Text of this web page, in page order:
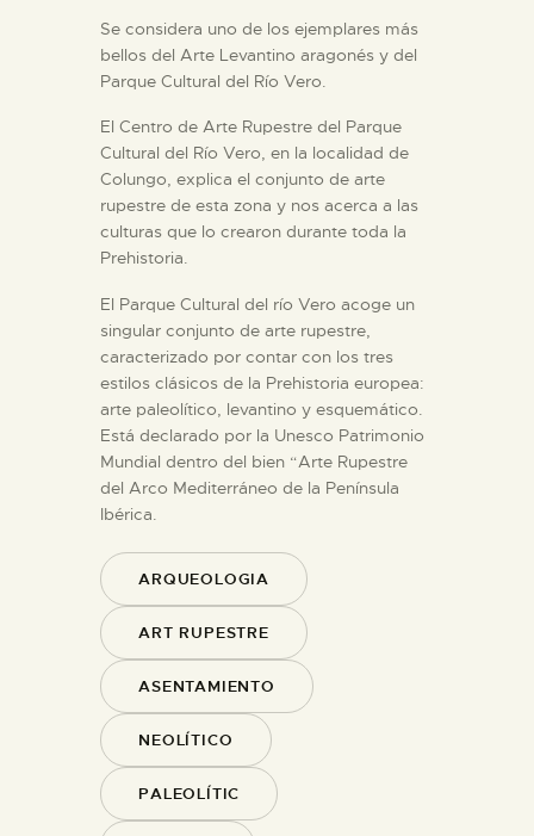
Se considera uno de los ejemplares más
bellos del Arte Levantino aragonés y del
Parque Cultural del Río Vero.
El Centro de Arte Rupestre del Parque
Cultural del Río Vero, en la localidad de
Colungo, explica el conjunto de arte
rupestre de esta zona y nos acerca a las
culturas que lo crearon durante toda la
Prehistoria.
El Parque Cultural del río Vero acoge un
singular conjunto de arte rupestre,
caracterizado por contar con los tres
estilos clásicos de la Prehistoria europea:
arte paleolítico, levantino y esquemático.
Está declarado por la Unesco Patrimonio
Mundial dentro del bien “Arte Rupestre
del Arco Mediterráneo de la Península
Ibérica.
ARQUEOLOGIA
ART RUPESTRE
ASENTAMIENTO
NEOLÍTICO
PALEOLÍTIC